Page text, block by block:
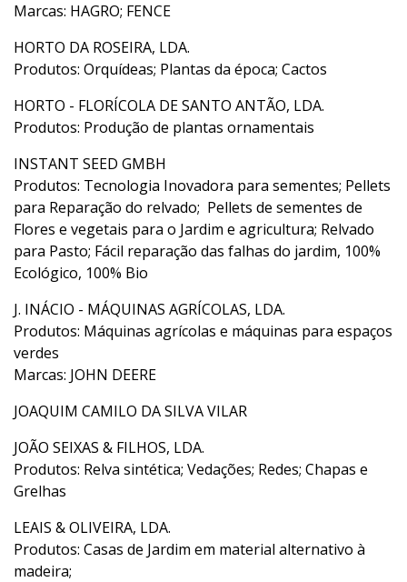
Marcas: HAGRO; FENCE
HORTO DA ROSEIRA, LDA.
Produtos: Orquídeas; Plantas da época; Cactos
HORTO - FLORÍCOLA DE SANTO ANTÃO, LDA.
Produtos: Produção de plantas ornamentais
INSTANT SEED GMBH
Produtos: Tecnologia Inovadora para sementes; Pellets
para Reparação do relvado; Pellets de sementes de
Flores e vegetais para o Jardim e agricultura; Relvado
para Pasto; Fácil reparação das falhas do jardim, 100%
Ecológico, 100% Bio
J. INÁCIO - MÁQUINAS AGRÍCOLAS, LDA.
Produtos: Máquinas agrícolas e máquinas para espaços
verdes
Marcas: JOHN DEERE
JOAQUIM CAMILO DA SILVA VILAR
JOÃO SEIXAS & FILHOS, LDA.
Produtos: Relva sintética; Vedações; Redes; Chapas e
Grelhas
LEAIS & OLIVEIRA, LDA.
Produtos: Casas de Jardim em material alternativo à
madeira;